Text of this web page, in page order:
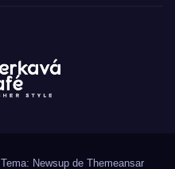
Tema: Newsup de Themeansar